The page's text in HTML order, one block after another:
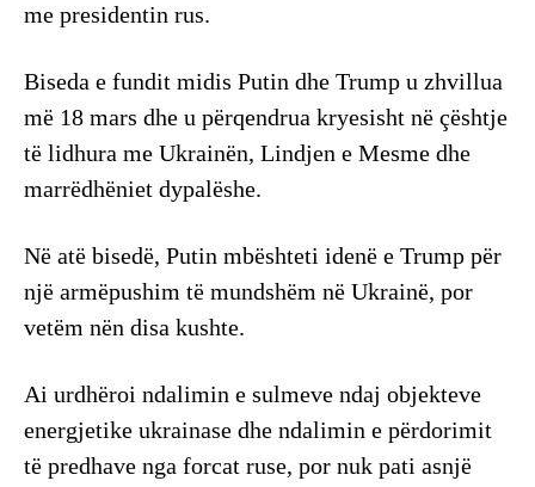
me presidentin rus.
Biseda e fundit midis Putin dhe Trump u zhvillua
më 18 mars dhe u përqendrua kryesisht në çështje
të lidhura me Ukrainën, Lindjen e Mesme dhe
marrëdhëniet dypalëshe.
Në atë bisedë, Putin mbështeti idenë e Trump për
një armëpushim të mundshëm në Ukrainë, por
vetëm nën disa kushte.
Ai urdhëroi ndalimin e sulmeve ndaj objekteve
energjetike ukrainase dhe ndalimin e përdorimit
të predhave nga forcat ruse, por nuk pati asnjë